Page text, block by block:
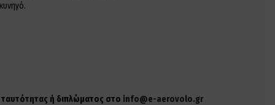
ταυτότητας ή διπλώματος στο info@e-aerovolo.gr